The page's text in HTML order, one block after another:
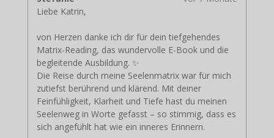
Liebe Katrin,
von Herzen danke ich dir für dein tiefgehendes
Matrix-Reading, das wundervolle E-Book und die
begleitende Ausbildung. ✨
Die Reise durch meine Seelenmatrix war für mich
zutiefst berührend und klärend. Mit deiner
Feinfühligkeit, Klarheit und Tiefe hast du meinen
Seelenweg in Worte gefasst – so stimmig, dass es
sich angefühlt hat wie ein inneres Erinnern.